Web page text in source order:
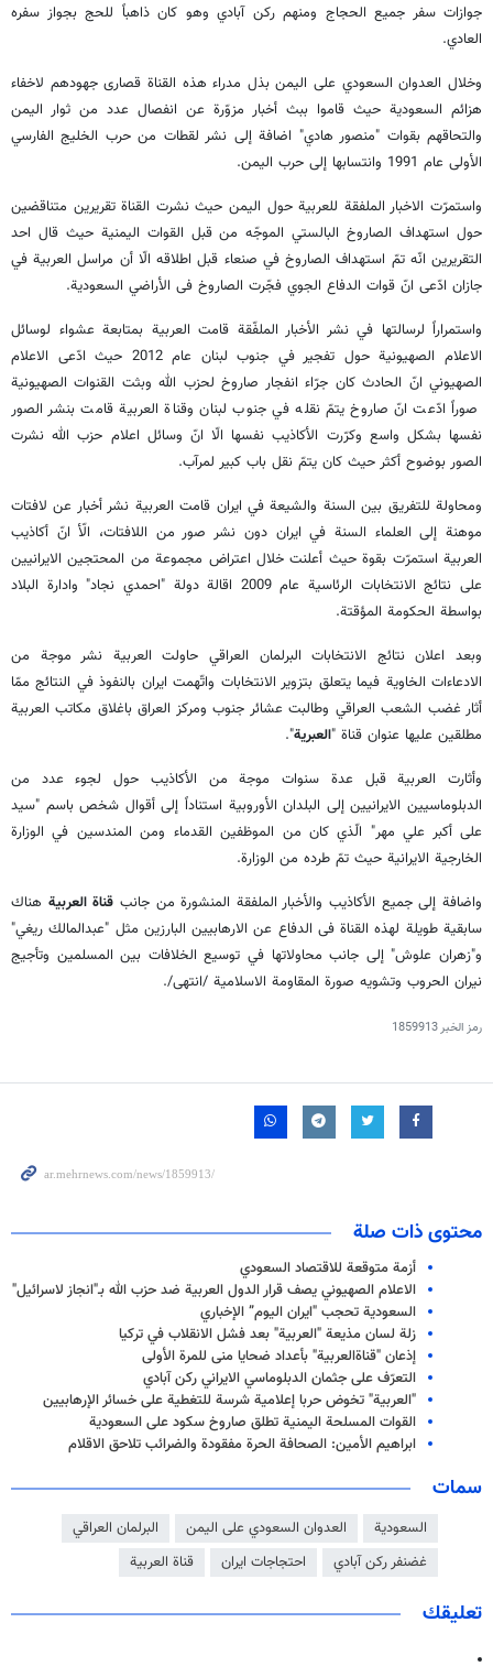
جوازات سفر جميع الحجاج ومنهم ركن آبادي وهو كان ذاهباً للحج بجواز سفره
العادي.
وخلال العدوان السعودي على اليمن بذل مدراء هذه القناة قصارى جهودهم لاخفاء
هزائم السعودية حيث قاموا ببث أخبار مزوّرة عن انفصال عدد من ثوار اليمن
والتحاقهم بقوات "منصور هادي" اضافة إلى نشر لقطات من حرب الخليج الفارسي
الأولى عام 1991 وانتسابها إلى حرب اليمن.
واستمرّت الاخبار الملفقة للعربية حول اليمن حيث نشرت القناة تقريرين متناقضين
حول استهداف الصاروخ البالستي الموجّه من قبل القوات اليمنية حيث قال احد
التقريرين انّه تمّ استهداف الصاروخ في صنعاء قبل اطلاقه الّا أن مراسل العربية في
جازان ادّعى انّ قوات الدفاع الجوي فجّرت الصاروخ فى الأراضي السعودية.
واستمراراً لرسالتها في نشر الأخبار الملفّقة قامت العربية بمتابعة عشواء لوسائل
الاعلام الصهيونية حول تفجير في جنوب لبنان عام 2012 حيث ادّعى الاعلام
الصهيوني انّ الحادث كان جرّاء انفجار صاروخ لحزب الله وبثت القنوات الصهيونية
صوراً ادّعت انّ صاروخ يتمّ نقله في جنوب لبنان وقناة العربية قامت بنشر الصور
نفسها بشكل واسع وكرّرت الأكاذيب نفسها الّا انّ وسائل اعلام حزب الله نشرت
الصور بوضوح أكثر حيث كان يتمّ نقل باب كبير لمرآب.
ومحاولة للتفريق بين السنة والشيعة في ايران قامت العربية نشر أخبار عن لافتات
موهنة إلى العلماء السنة في ايران دون نشر صور من اللافتات، الّأ انّ أكاذيب
العربية استمرّت بقوة حيث أعلنت خلال اعتراض مجموعة من المحتجين الايرانيين
على نتائج الانتخابات الرئاسية عام 2009 اقالة دولة "احمدي نجاد" وادارة البلاد
بواسطة الحكومة المؤقتة.
وبعد اعلان نتائج الانتخابات البرلمان العراقي حاولت العربية نشر موجة من
الادعاءات الخاوية فيما يتعلق بتزوير الانتخابات واتّهمت ايران بالنفوذ في النتائج ممّا
أثار غضب الشعب العراقي وطالبت عشائر جنوب ومركز العراق باغلاق مكاتب العربية
مطلقين عليها عنوان قناة "العبرية".
وأثارت العربية قبل عدة سنوات موجة من الأكاذيب حول لجوء عدد من
الدبلوماسيين الايرانيين إلى البلدان الأوروبية استناداً إلى أقوال شخص باسم "سيد
على أكبر علي مهر" الّذي كان من الموظفين القدماء ومن المندسين في الوزارة
الخارجية الايرانية حيث تمّ طرده من الوزارة.
واضافة إلى جميع الأكاذيب والأخبار الملفقة المنشورة من جانب قناة العربية هناك
سابقية طويلة لهذه القناة فى الدفاع عن الارهابيين البارزين مثل "عبدالمالك ريغي"
و"زهران علوش" إلى جانب محاولاتها في توسيع الخلافات بين المسلمين وتأجيج
نيران الحروب وتشويه صورة المقاومة الاسلامية /انتهى/.
رمز الخبر1859913
محتوى ذات صلة
أزمة متوقعة للاقتصاد السعودي
الاعلام الصهيوني يصف قرار الدول العربية ضد حزب الله بـ"انجاز لاسرائيل"
السعودية تحجب "ايران اليوم” الإخباري
زلة لسان مذيعة "العربية" بعد فشل الانقلاب في تركيا
إذعان "قناةالعربية" بأعداد ضحايا منى للمرة الأولى
التعرّف على جثمان الدبلوماسي الايراني ركن آبادي
"العربية" تخوض حربا إعلامية شرسة للتغطية على خسائر الإرهابيين
القوات المسلحة اليمنية تطلق صاروخ سكود على السعودية
ابراهيم الأمين: الصحافة الحرة مفقودة والضرائب تلاحق الاقلام
سمات
السعودية العدوان السعودي على اليمن
البرلمان العراقي
غضنفر ركن آبادي
احتجاجات ايران قناة العربية
تعليقك